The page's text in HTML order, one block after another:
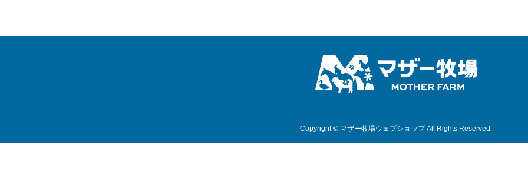
Copyright © マザー牧場ウェブショップ All Rights Reserved.